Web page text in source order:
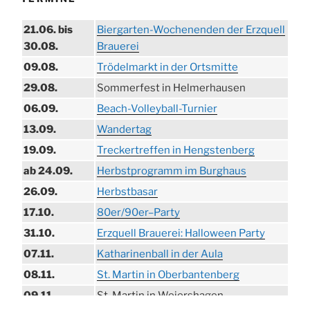
21.06. bis
30.08.
Biergarten-Wochenenden der Erzquell
Brauerei
09.08.
Trödelmarkt in der Ortsmitte
29.08.
Sommerfest in Helmerhausen
06.09.
Beach-Volleyball-Turnier
13.09.
Wandertag
19.09.
Treckertreffen in Hengstenberg
ab 24.09.
Herbstprogramm im Burghaus
26.09.
Herbstbasar
17.10.
80er/90er–Party
31.10.
Erzquell Brauerei: Halloween Party
07.11.
Katharinenball in der Aula
08.11.
St. Martin in Oberbantenberg
09.11.
St. Martin in Weiershagen